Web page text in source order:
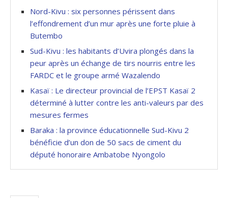
Nord-Kivu : six personnes périssent dans
l’effondrement d’un mur après une forte pluie à
Butembo
Sud-Kivu : les habitants d’Uvira plongés dans la
peur après un échange de tirs nourris entre les
FARDC et le groupe armé Wazalendo
Kasaï : Le directeur provincial de l’EPST Kasaï 2
déterminé à lutter contre les anti-valeurs par des
mesures fermes
Baraka : la province éducationnelle Sud-Kivu 2
bénéficie d’un don de 50 sacs de ciment du
député honoraire Ambatobe Nyongolo